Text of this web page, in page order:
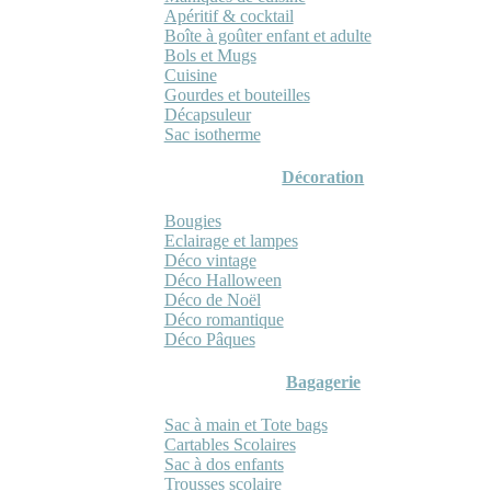
Apéritif & cocktail
Boîte à goûter enfant et adulte
Bols et Mugs
Cuisine
Gourdes et bouteilles
Décapsuleur
Sac isotherme
Décoration
Bougies
Eclairage et lampes
Déco vintage
Déco Halloween
Déco de Noël
Déco romantique
Déco Pâques
Bagagerie
Sac à main et Tote bags
Cartables Scolaires
Sac à dos enfants
Trousses scolaire